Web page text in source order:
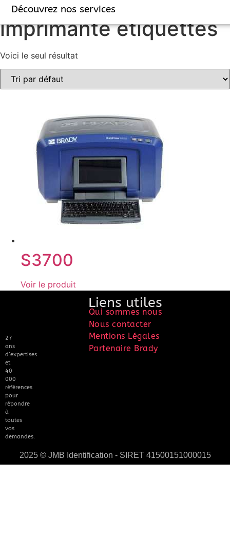
Découvrez nos services
Accueil/ Produits identifiés “imprimante étiquettes”
imprimante étiquettes
Voici le seul résultat
S3700
Voir le produit
27
ans
d’expertises
et
40
000
références
pour
répondre
à
toutes
vos
demandes.
Liens utiles
Qui sommes nous
Nous contacter
Mentions Légales
Partenaire Brady
2025 © JMB Identification - SIRET 41500151000015